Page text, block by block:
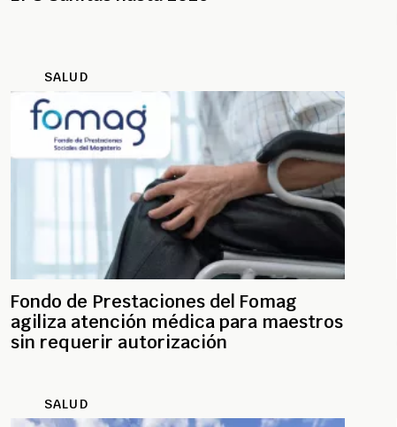
SALUD
Fondo de Prestaciones del Fomag
agiliza atención médica para maestros
sin requerir autorización
SALUD